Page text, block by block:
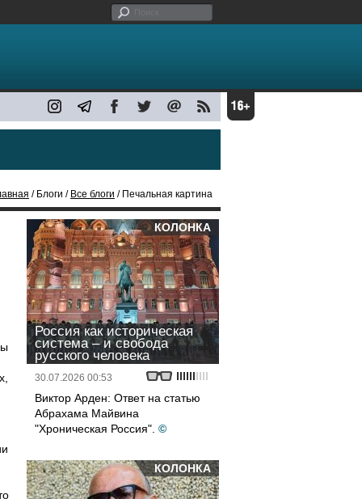
/ Блоги / Все блоги / Печальная картина
КОЛОНКА
Россия как историческая
система – и свобода
русского человека
30.07.2026 00:53
Виктор Арден: Ответ на статью
Абрахама Майвина
"Хроническая Россия". ©
КОЛОНКА